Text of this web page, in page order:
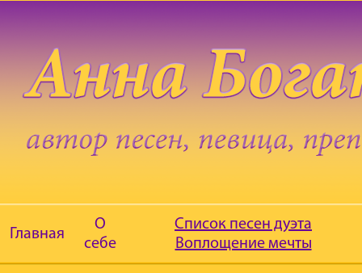
Главная
О
себе
Список песен дуэта
Воплощение мечты